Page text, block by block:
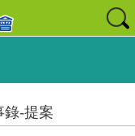
錄-提案